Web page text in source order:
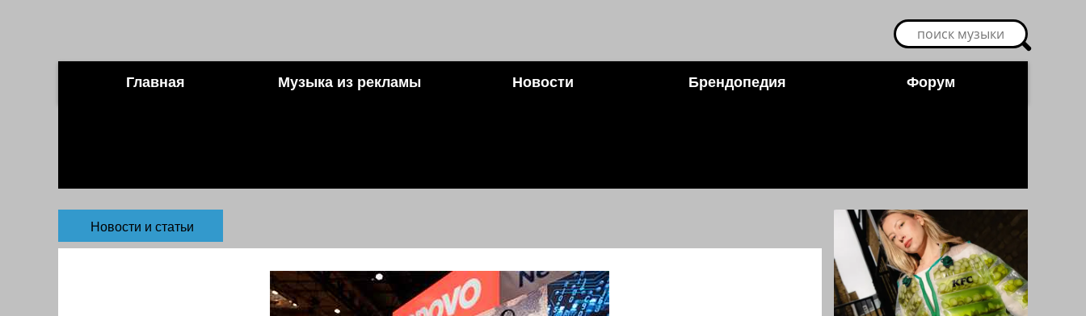
Главная Музыка из рекламы Новости Брендопедия Форум
Новости и статьи